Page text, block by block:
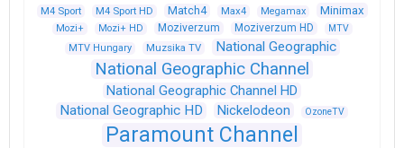
M4 Sport M4 Sport HD Match4 Max4 Megamax Minimax
Mozi+ Mozi+ HD Moziverzum Moziverzum HD
MTV
MTV Hungary
Muzsika TV National Geographic
National Geographic Channel
National Geographic Channel HD
National Geographic HD
Nickelodeon OzoneTV
Paramount Channel